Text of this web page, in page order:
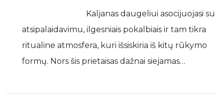
Kaljanas daugeliui asocijuojasi su
atsipalaidavimu, ilgesniais pokalbiais ir tam tikra
ritualine atmosfera, kuri išsiskiria iš kitų rūkymo
formų. Nors šis prietaisas dažnai siejamas…